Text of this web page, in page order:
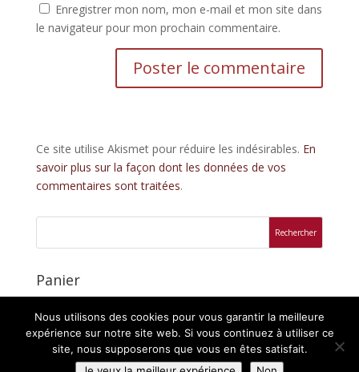
Enregistrer mon nom, mon e-mail et mon site dans
le navigateur pour mon prochain commentaire.
Ce site utilise Akismet pour réduire les indésirables. En
savoir plus sur la façon dont les données de vos
commentaires sont traitées.
Panier
Nous utilisons des cookies pour vous garantir la meilleure
expérience sur notre site web. Si vous continuez à utiliser ce
site, nous supposerons que vous en êtes satisfait.